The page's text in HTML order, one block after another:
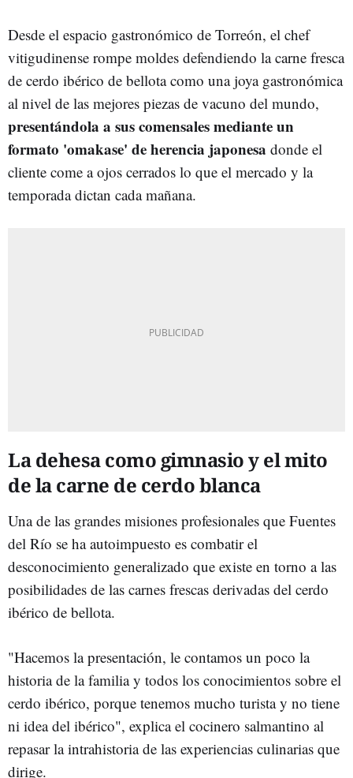
Desde el espacio gastronómico de Torreón, el chef
vitigudinense rompe moldes defendiendo la carne fresca
de cerdo ibérico de bellota como una joya gastronómica
al nivel de las mejores piezas de vacuno del mundo,
presentándola a sus comensales mediante un
formato 'omakase' de herencia japonesa donde el
cliente come a ojos cerrados lo que el mercado y la
temporada dictan cada mañana.
La dehesa como gimnasio y el mito
de la carne de cerdo blanca
Una de las grandes misiones profesionales que Fuentes
del Río se ha autoimpuesto es combatir el
desconocimiento generalizado que existe en torno a las
posibilidades de las carnes frescas derivadas del cerdo
ibérico de bellota.
"Hacemos la presentación, le contamos un poco la
historia de la familia y todos los conocimientos sobre el
cerdo ibérico, porque tenemos mucho turista y no tiene
ni idea del ibérico", explica el cocinero salmantino al
repasar la intrahistoria de las experiencias culinarias que
dirige.